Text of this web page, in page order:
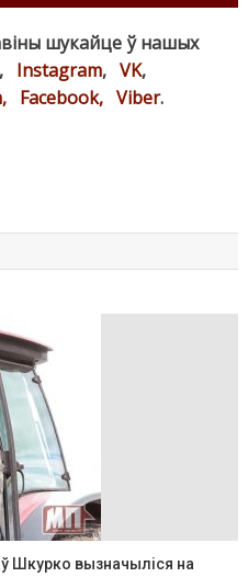
шукайце ў нашых
Instagram, VK,
Facebook, Viber.
Шкурко вызначыліся на